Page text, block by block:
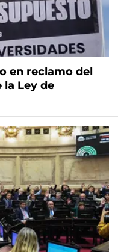
en reclamo del
Ley de